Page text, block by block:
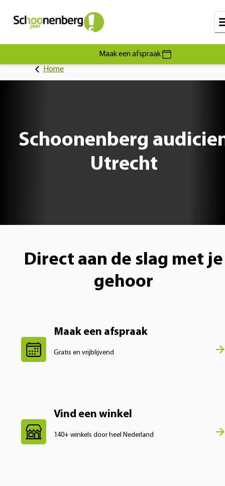
Maak een afspraak
Home
Schoonenberg
Utrecht
Direct aan de slag met je
gehoor
Maak een afspraak
Gratis en vrijblijvend
Vind een winkel
140+ winkels door heel Nederland